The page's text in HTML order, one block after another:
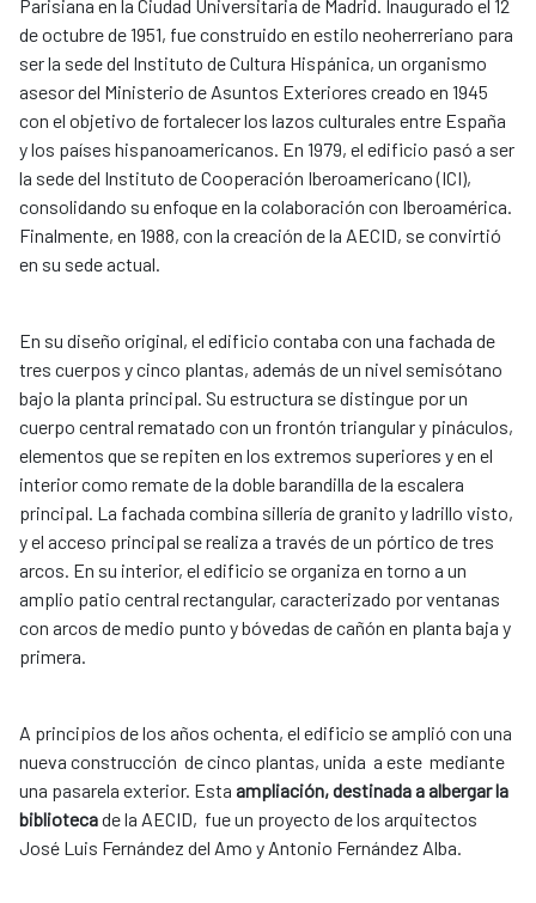
Parisiana en la Ciudad Universitaria de Madrid. Inaugurado el 12
de octubre de 1951, fue construido en estilo neoherreriano para
ser la sede del Instituto de Cultura Hispánica, un organismo
asesor del Ministerio de Asuntos Exteriores creado en 1945
con el objetivo de fortalecer los lazos culturales entre España
y los países hispanoamericanos. En 1979, el edificio pasó a ser
la sede del Instituto de Cooperación Iberoamericano (ICI),
consolidando su enfoque en la colaboración con Iberoamérica.
Finalmente, en 1988, con la creación de la AECID, se convirtió
en su sede actual.
En su diseño original, el edificio contaba con una fachada de
tres cuerpos y cinco plantas, además de un nivel semisótano
bajo la planta principal. Su estructura se distingue por un
cuerpo central rematado con un frontón triangular y pináculos,
elementos que se repiten en los extremos superiores y en el
interior como remate de la doble barandilla de la escalera
principal. La fachada combina sillería de granito y ladrillo visto,
y el acceso principal se realiza a través de un pórtico de tres
arcos. En su interior, el edificio se organiza en torno a un
amplio patio central rectangular, caracterizado por ventanas
con arcos de medio punto y bóvedas de cañón en planta baja y
primera.
A principios de los años ochenta, el edificio se amplió con una
nueva construcción de cinco plantas, unida a este mediante
una pasarela exterior. Esta ampliación, destinada a albergar la
bibliotecade la AECID, fue un proyecto de los arquitectos
José Luis Fernández del Amo y Antonio Fernández Alba.